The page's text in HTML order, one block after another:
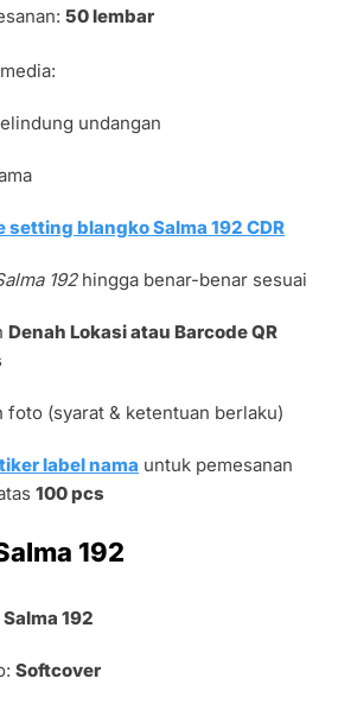
50 lembar
undangan
setting blangko Salma 192 CDR
192hingga benar-benar sesuai
Denah Lokasi atau Barcode QR
foto (syarat & ketentuan berlaku)
label nama untuk pemesanan
100 pcs
192
Salma 192
Softcover